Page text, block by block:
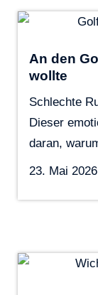
An den
wollte
Schlechte
Dieser
daran,
23. Mai 2026